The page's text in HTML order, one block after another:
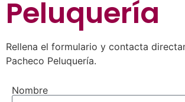
Peluquería
Rellena el formulario y contacta
Pacheco Peluquería.
Nombre